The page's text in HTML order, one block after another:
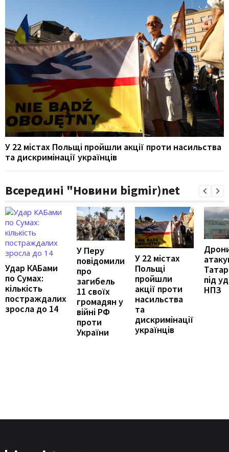
У 22 містах Польщі пройшли акції проти насильства
та дискримінації українців
Всередині "Новини bigmir)net
Удар КАБами
по Сумах:
кількість
постраждалих
зросла до 14
У Перу
повідомили
про
загибель
11 своїх
громадян у
війні РФ
проти
України
У 22 містах
Польщі
пройшли
акції проти
насильства
та
дискримінації
українців
під
НПЗ